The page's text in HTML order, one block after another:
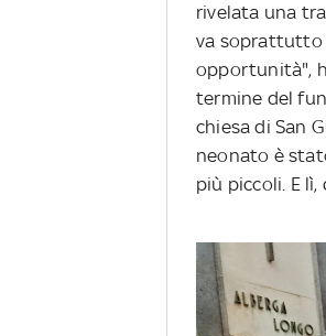
rivelata una
va soprattutto
opportunità",
termine del
chiesa di San
neonato è
più piccoli. E